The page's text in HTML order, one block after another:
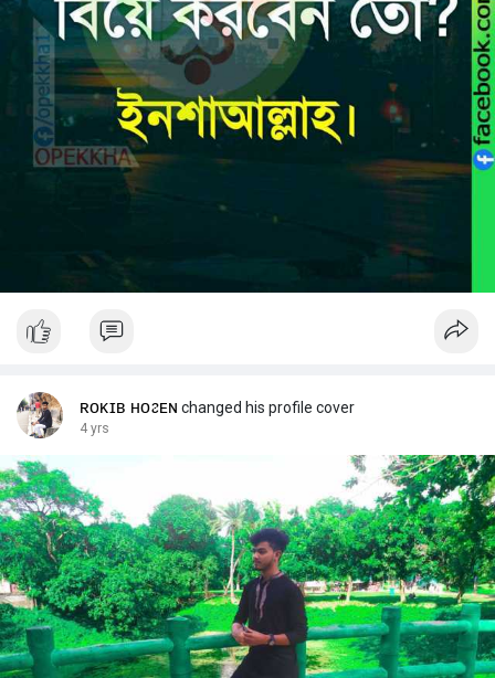
ʀᴏᴋɪʙ ʜᴏᴤᴇɴ changed his profile cover
4 yrs